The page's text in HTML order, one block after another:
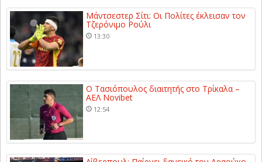
Μάντσεστερ Σίτι: Οι Πολίτες έκλεισαν τον
Τζερόνιμο Ρούλι
13:30
Ο Τασιόπουλος διαιτητής στο Τρίκαλα –
ΑΕΛ Novibet
12:54